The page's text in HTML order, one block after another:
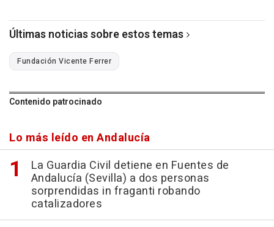
Últimas noticias sobre estos temas
Fundación Vicente Ferrer
Contenido patrocinado
Lo más leído en Andalucía
La Guardia Civil detiene en Fuentes de
Andalucía (Sevilla) a dos personas
sorprendidas in fraganti robando
catalizadores